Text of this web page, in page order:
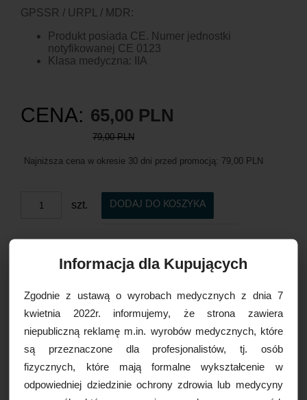
GPSSR / URPL / MDR:
Produkt posiada CE. Numer jednostki
notyfikowanej CE 0123
Klasa medyczna: IIA
CENA: 65,00 PLN
79,00 PLN
Najniższa cena w okresie 30 dni przed promocją: 79,00 PLN
szt. DODAJ DO KOSZYKA
Czas realizacji: 24 godziny
OPCJE DOSTAWY
Drukuj
Informacja dla Kupujących
Zgodnie z ustawą o wyrobach medycznych z dnia 7
kwietnia 2022r. informujemy, że strona zawiera
niepubliczną reklamę m.in. wyrobów medycznych, które
są przeznaczone dla profesjonalistów, tj. osób
fizycznych, które mają formalne wykształcenie w
odpowiedniej dziedzinie ochrony zdrowia lub medycyny